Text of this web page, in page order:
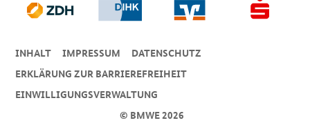
© BMWE 2026
INHALT IMPRESSUM
DA­TEN­SCHUTZ
ERKLÄRUNG ZUR BARRIEREFREIHEIT
EINWILLIGUNGSVERWALTUNG